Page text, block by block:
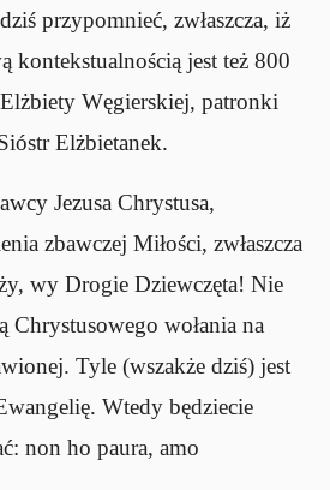
przypomnieć, zwłaszcza, iż
kontekstualnością jest też 800
Węgierskiej, patronki
Elżbietanek.
Jezusa Chrystusa,
zbawczej Miłości, zwłaszcza
wy Drogie Dziewczęta! Nie
Chrystusowego wołania na
Tyle (wszakże dziś) jest
Wtedy będziecie
non ho paura, amo